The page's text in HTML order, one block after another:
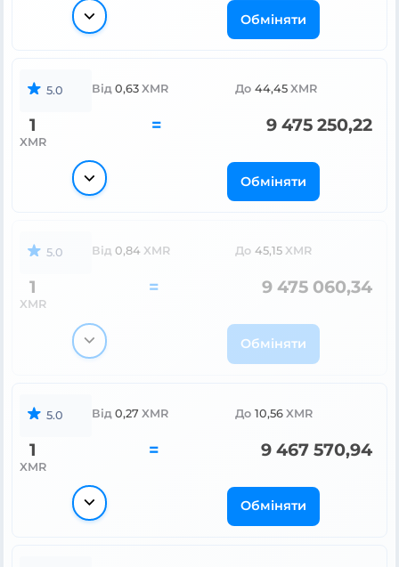
Обміняти
5.0 Від 0,63 XMR До 44,45 XMR
1
XMR
= 9 475 250,22
Обміняти
5.0 Від 0,84 XMR До 45,15 XMR
1
XMR
= 9 475 060,34
Обміняти
5.0 Від 0,27 XMR До 10,56 XMR
1
XMR
= 9 467 570,94
Обміняти